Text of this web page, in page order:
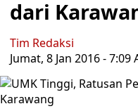
dari
Tim Redaksi
Jumat, 8 Jan 2016 - 7:09